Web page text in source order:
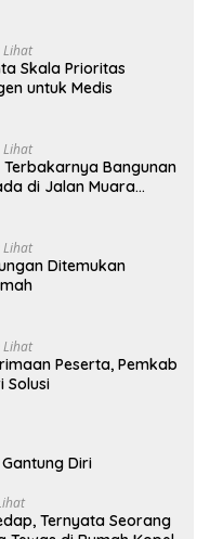
Skala Prioritas
untuk Medis
Lihat
Bangunan
di Jalan Muara
Lihat
Ditemukan
Lihat
Peserta, Pemkab
Solusi
Diri
Ternyata Seorang